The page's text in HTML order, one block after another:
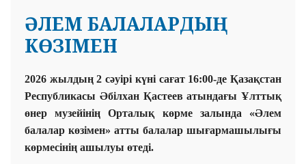
ӘЛЕМ БАЛАЛАРДЫҢ
КӨЗІМЕН
2026 жылдың 2 сәуірі күні сағат 16:00-де Қазақстан
Республикасы Әбілхан Қастеев атындағы Ұлттық
өнер музейінің Орталық көрме залында «Әлем
балалар көзімен» атты балалар шығармашылығы
көрмесінің ашылуы өтеді.